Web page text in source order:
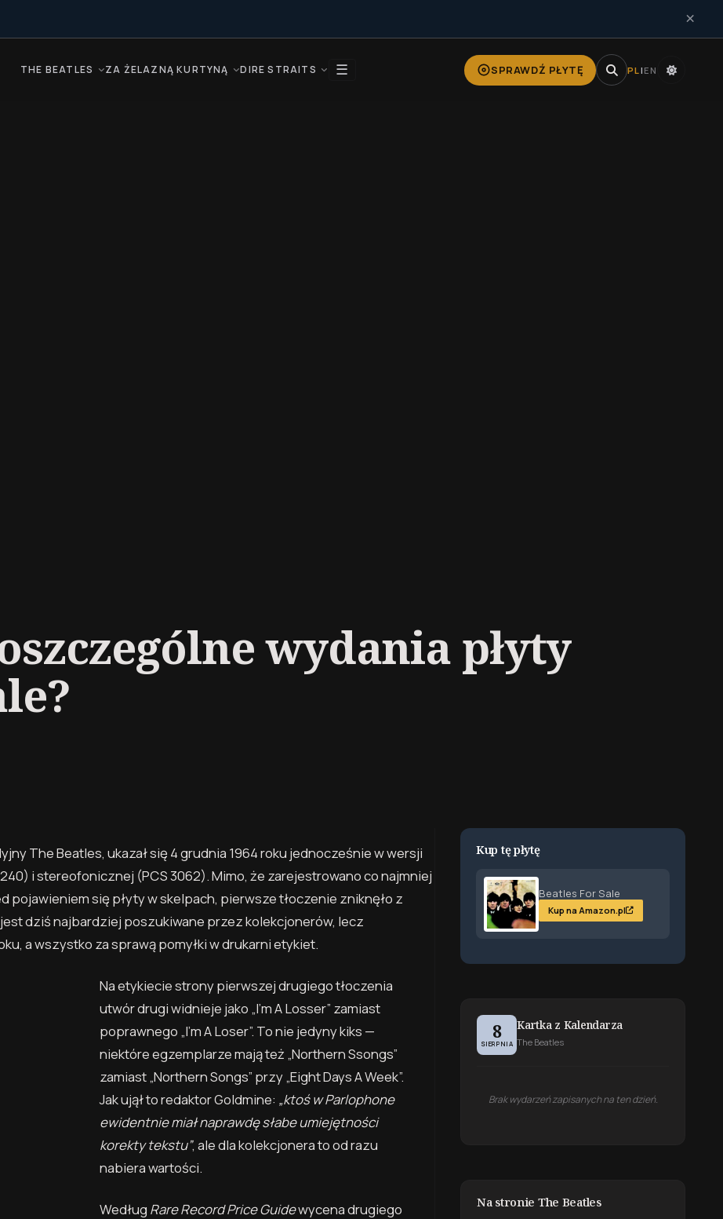
×
THE BEATLES ZA ŻELAZNĄ KURTYNĄ DIRE STRAITS ☰ SPRAWDŹ PŁYTĘ PL| EN
wydania płyty
The Beatles, ukazał się 4 grudnia 1964 roku jednocześnie w wersji
i stereofonicznej (PCS 3062). Mimo, że zarejestrowano co najmniej
pojawieniem się płyty w skelpach, pierwsze tłoczenie zniknęło z
jest dziś najbardziej poszukiwane przez kolekcjonerów, lecz
a wszystko za sprawą pomyłki w drukarni etykiet.
Na etykiecie strony pierwszej drugiego tłoczenia
utwór drugi widnieje jako „I’m A Losser” zamiast
poprawnego „I’m A Loser”. To nie jedyny kiks —
niektóre egzemplarze mają też „Northern Ssongs”
zamiast „Northern Songs” przy „Eight Days A Week”.
Jak ujął to redaktor Goldmine: „ktoś w Parlophone
ewidentnie miał naprawdę słabe umiejętności
korekty tekstu”, ale dla kolekcjonera to od razu
nabiera wartości.
Według Rare Record Price Guidewycena drugiego
Kup tę płytę
Beatles For Sale
Kup na Amazon.pl
8
SIERPNIA
Kartka z Kalendarza
The Beatles
Brak wydarzeń zapisanych na ten dzień.
Na stronie The Beatles